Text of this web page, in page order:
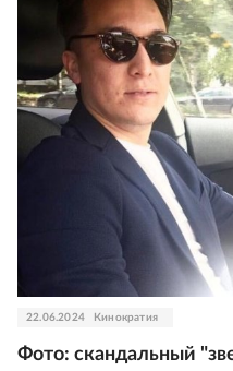
22.06.2024 Кинократия
Фото: скандальный